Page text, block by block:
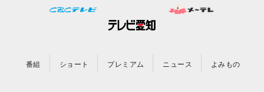
番組 ショート プレミアム ニュース よみもの